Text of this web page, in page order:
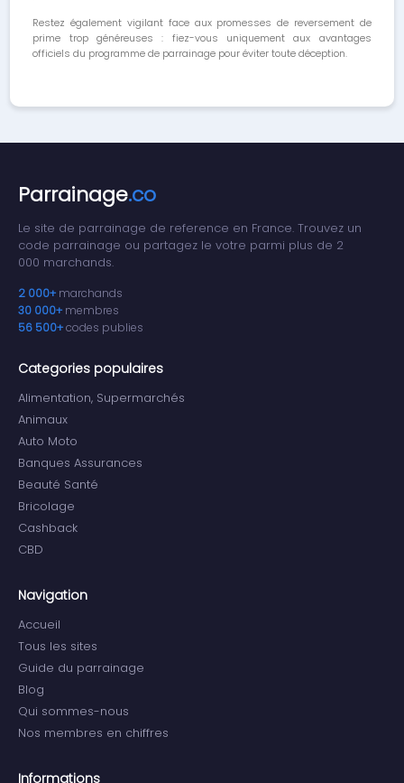
Restez également vigilant face aux promesses de reversement de
prime trop généreuses : fiez-vous uniquement aux avantages
officiels du programme de parrainage pour éviter toute déception.
Parrainage.co
Le site de parrainage de reference en France. Trouvez un
code parrainage ou partagez le votre parmi plus de 2
000 marchands.
2 000+ marchands
30 000+ membres
56 500+codes publies
Categories populaires
Alimentation, Supermarchés
Animaux
Auto Moto
Banques Assurances
Beauté Santé
Bricolage
Cashback
CBD
Navigation
Accueil
Tous les sites
Guide du parrainage
Blog
Qui sommes-nous
Nos membres en chiffres
Informations